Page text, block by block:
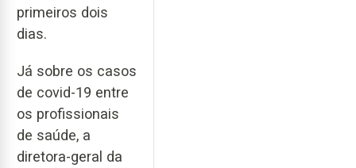
primeiros dois
dias.
Já sobre os casos
de covid-19 entre
os profissionais
de saúde, a
diretora-geral da